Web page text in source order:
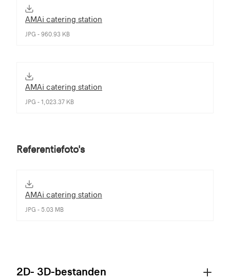
AMAi catering station
JPG - 960.93 KB
AMAi catering station
JPG - 1,023.37 KB
Referentiefoto's
AMAi catering station
JPG - 5.03 MB
2D- 3D-bestanden